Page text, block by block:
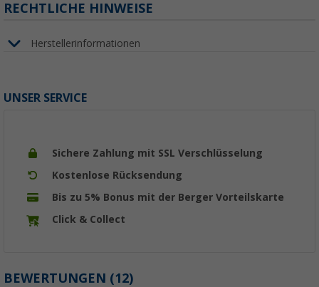
RECHTLICHE HINWEISE
Herstellerinformationen
UNSER SERVICE
Sichere Zahlung mit SSL Verschlüsselung
Kostenlose Rücksendung
Bis zu 5% Bonus mit der Berger Vorteilskarte
Click & Collect
BEWERTUNGEN (12)